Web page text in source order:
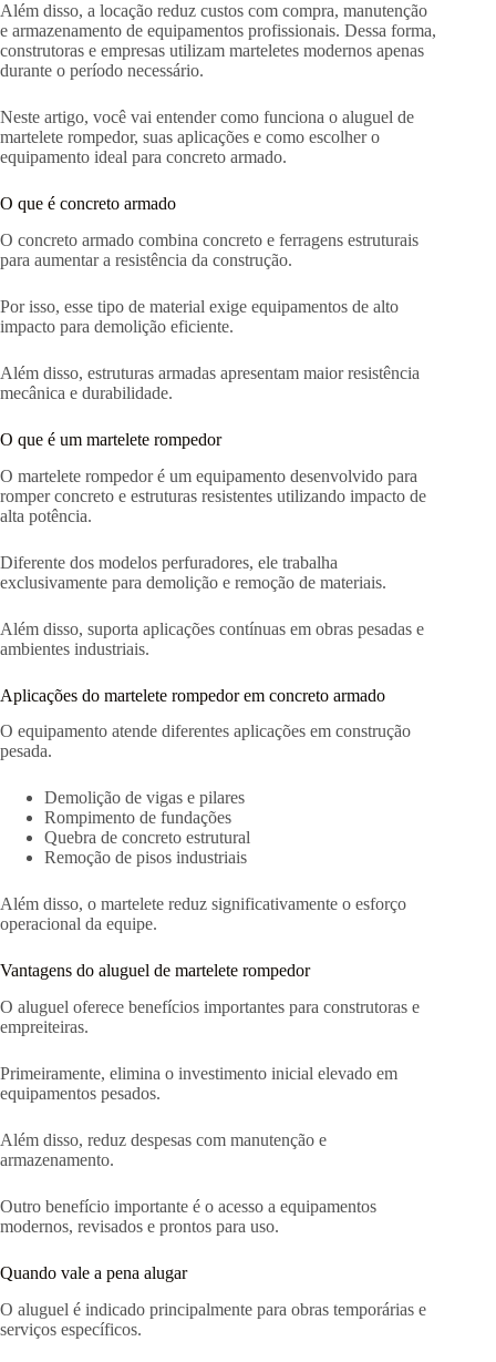
Além disso, a locação reduz custos com compra, manutenção
e armazenamento de equipamentos profissionais. Dessa forma,
construtoras e empresas utilizam marteletes modernos apenas
durante o período necessário.
Neste artigo, você vai entender como funciona o aluguel de
martelete rompedor, suas aplicações e como escolher o
equipamento ideal para concreto armado.
O que é concreto armado
O concreto armado combina concreto e ferragens estruturais
para aumentar a resistência da construção.
Por isso, esse tipo de material exige equipamentos de alto
impacto para demolição eficiente.
Além disso, estruturas armadas apresentam maior resistência
mecânica e durabilidade.
O que é um martelete rompedor
O martelete rompedor é um equipamento desenvolvido para
romper concreto e estruturas resistentes utilizando impacto de
alta potência.
Diferente dos modelos perfuradores, ele trabalha
exclusivamente para demolição e remoção de materiais.
Além disso, suporta aplicações contínuas em obras pesadas e
ambientes industriais.
Aplicações do martelete rompedor em concreto armado
O equipamento atende diferentes aplicações em construção
pesada.
Demolição de vigas e pilares
Rompimento de fundações
Quebra de concreto estrutural
Remoção de pisos industriais
Além disso, o martelete reduz significativamente o esforço
operacional da equipe.
Vantagens do aluguel de martelete rompedor
O aluguel oferece benefícios importantes para construtoras e
empreiteiras.
Primeiramente, elimina o investimento inicial elevado em
equipamentos pesados.
Além disso, reduz despesas com manutenção e
armazenamento.
Outro benefício importante é o acesso a equipamentos
modernos, revisados e prontos para uso.
Quando vale a pena alugar
O aluguel é indicado principalmente para obras temporárias e
serviços específicos.